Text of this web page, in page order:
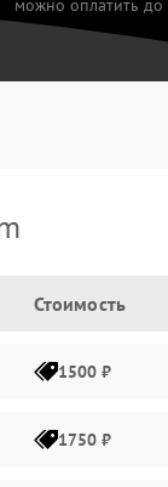
можно оплатить
Стоимость
1500 ₽
1750 ₽